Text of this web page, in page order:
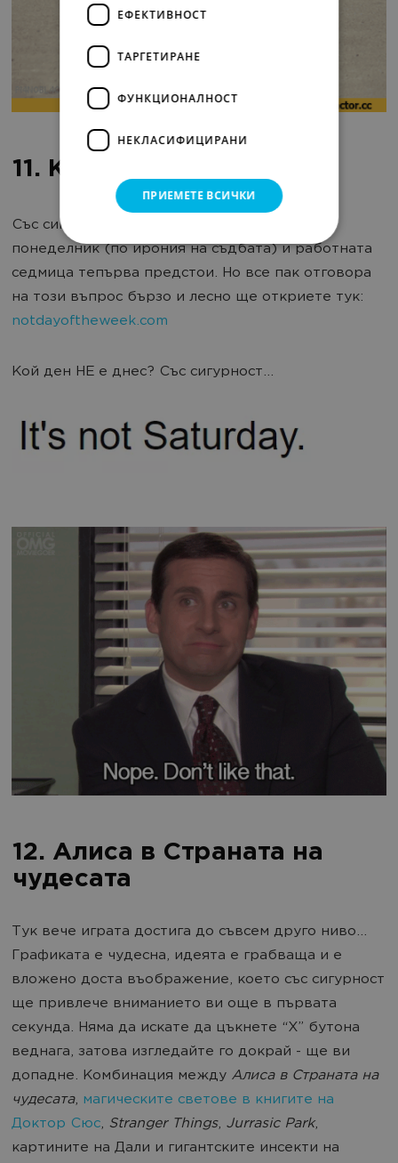
11. Кой ден
Със сигурност не е петък, най-вероятно е
понеделник (по ирония на съдбата) и работната
седмица тепърва предстои. Но все пак отговора
на този въпрос бързо и лесно ще откриете тук:
notdayoftheweek.com
Кой ден НЕ е днес? Със сигурност...
12. Алиса в Страната на
чудесата
Тук вече играта достига до съвсем друго ниво…
Графиката е чудесна, идеята е грабваща и е
вложено доста въображение, което със сигурност
ще привлече вниманието ви още в първата
секунда. Няма да искате да цъкнете “Х” бутона
веднага, затова изгледайте го докрай - ще ви
допадне. Комбинация между Алиса в Страната на
чудесата, магическите светове в книгите на
Доктор Сюс, Stranger Things, Jurrasic Park,
картините на Дали и гигантските инсекти на
ЕФЕКТИВНОСТ
ТАРГЕТИРАНЕ
ФУНКЦИОНАЛНОСТ
НЕКЛАСИФИЦИРАНИ
ПРИЕМЕТЕ ВСИЧКИ